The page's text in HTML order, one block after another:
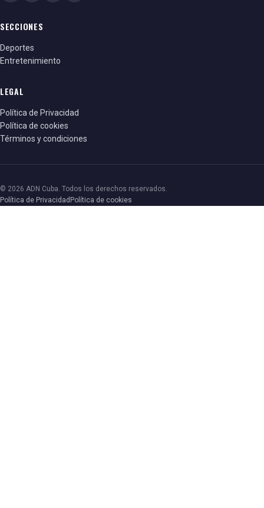
SECCIONES
Deportes
Entretenimiento
LEGAL
Política de Privacidad
Política de cookies
Términos y condiciones
© 2026 ADN Cuba. Todos los derechos reservados.
Política de Privacidad Política de cookies